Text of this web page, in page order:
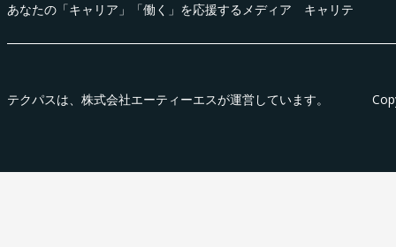
あなたの「キャリア」「働く」を応援するメディア キャリテ
テクパスは、株式会社エーティーエスが運営しています。